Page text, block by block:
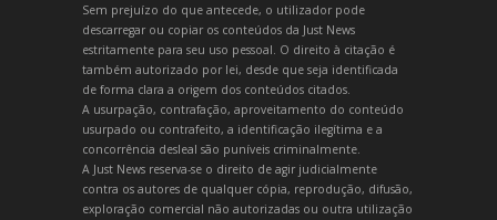
Sem prejuízo do que antecede, o utilizador pode
descarregar ou copiar os conteúdos da Just News
estritamente para seu uso pessoal. O direito à citação é
também autorizado por lei, desde que seja identificada
de forma clara a origem dos conteúdos citados.
A usurpação, contrafação, aproveitamento do conteúdo
usurpado ou contrafeito, a identificação ilegítima e a
concorrência desleal são puníveis criminalmente.
A Just News reserva-se o direito de agir judicialmente
contra os autores de qualquer cópia, reprodução, difusão,
exploração comercial não autorizadas ou outra utilização